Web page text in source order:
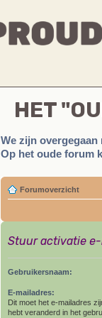
HET
We zijn
Op het oude forum
Forumoverzicht
Stuur activatie
Gebruikersnaam:
E-mailadres:
Dit moet het e-mailadres
hebt veranderd in het